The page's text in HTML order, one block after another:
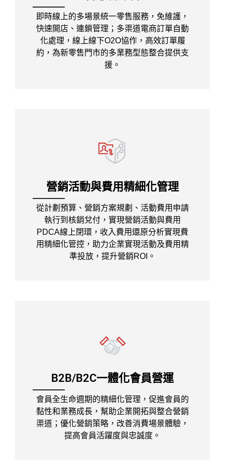
即時線上的多場景統一零售服務，免維護，
快速開店、連鎖管理；多渠道電商訂單自動
化處理，線上線下O2O協作，高效訂單履
約，為新零售門市的多業務型態整合提供支
援。
營銷活動與費用精細化管理
從計劃預算、營銷方案規劃、活動費用申請
執行到核銷兌付，實現營銷活動與費用
PDCA線上閉環，收入費用還原分析實現費
用精細化管控，助力企業實現活動及費用精
準投放，提升營銷ROI。
B2B/B2C一體化會員營運
會員全生命週期的精細化管理，促進會員的
黏性和業務成長，幫助企業開拓與整合營銷
渠道；優化營銷策略，改善消費場景體驗，
提高會員活躍度與忠誠度。